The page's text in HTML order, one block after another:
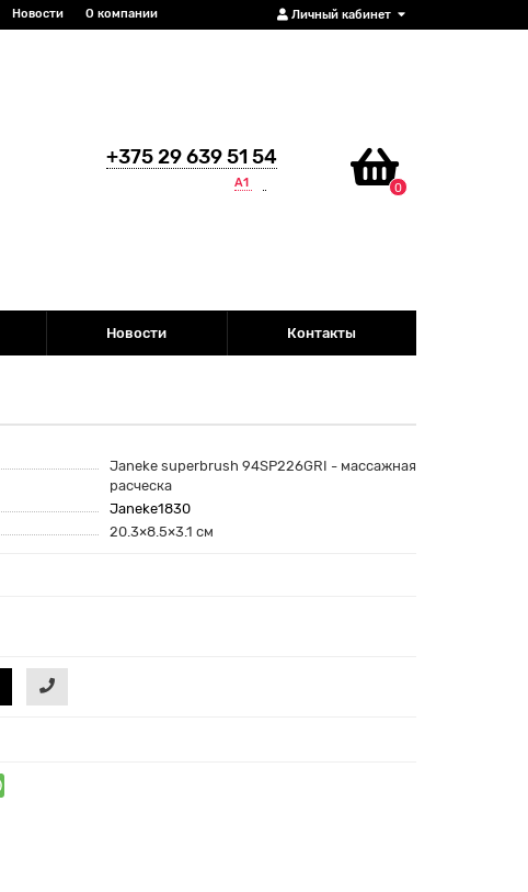
Личный кабинет
Новости О компании
+375 29 639 51 54
А1 0
Новости Контакты
Janeke superbrush 94SP226GRI - массажная
расческа
Janeke1830
20.3×8.5×3.1 см